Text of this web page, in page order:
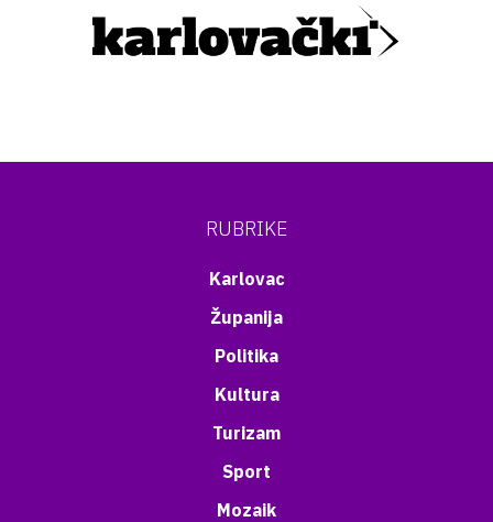
RUBRIKE
Karlovac
Županija
Politika
Kultura
Turizam
Sport
Mozaik